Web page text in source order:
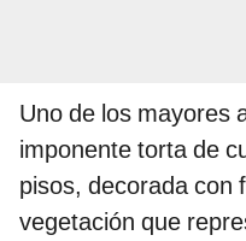
Uno de los mayores
imponente torta de
pisos, decorada con
vegetación que